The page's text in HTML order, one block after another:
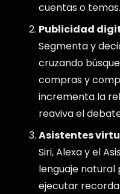
cuentas o temas.
Publicidad
Segmenta y
cruzando
compras y
incrementa la
reaviva el
Asistentes
Siri, Alexa y el
lenguaje
ejecutar